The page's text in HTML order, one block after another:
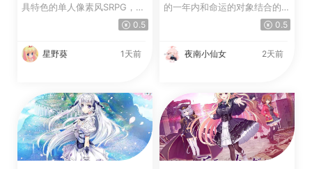
具特色的单人像素风SRPG，融
合了精彩的叙事与电影般的...0.5
星野葵 1天前
的一年内和命运的对象结合的
话，就会出现很严重的后... 0.5
夜南小仙女 2天前